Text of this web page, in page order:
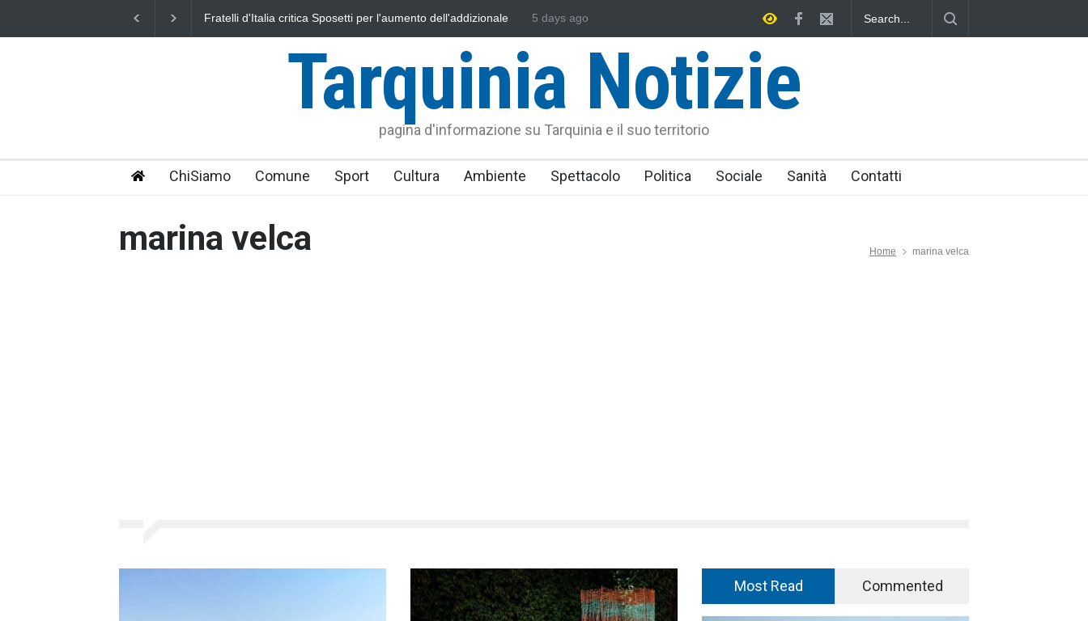
Fratelli d'Italia critica Sposetti per l'aumento dell'addizionale
L'Università della Tuscia e l'Assonautica Provinciale di Viterbo
Vincenzo Ferri, un Eroe tarquiniese senza tomba
5 days ago
Tarquinia Notizie
pagina d'informazione su Tarquinia e il suo territorio
ChiSiamo Comune Sport Cultura Ambiente Spettacolo Politica Sociale Sanità Contatti
marina velca Home marina velca
Most Read Commented